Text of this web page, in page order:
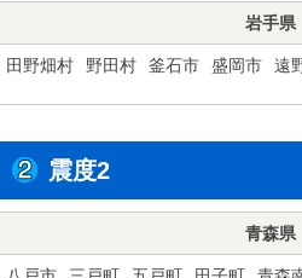
岩手県
田野畑村 野田村 釜石市 盛岡市 遠
震度2
青森県